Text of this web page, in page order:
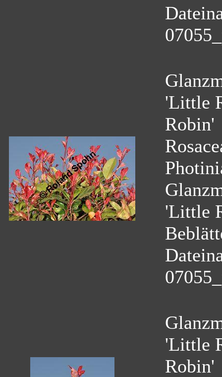
'Little
Robin'
'Little
'Little
Robin'